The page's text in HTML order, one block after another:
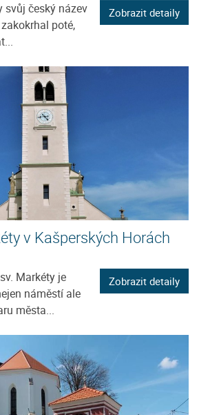
svůj český název
poté,
Zobrazit detaily
v Kašperských Horách
Markéty je
náměstí ale
města...
Zobrazit detaily